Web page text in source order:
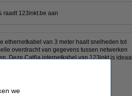
raadt 123inkt.be aan
ethernetkabel van 3 meter haalt snelheden tot
overdracht van gegevens tussen netwerken
Deze Cat6a internetkabel van 123inkt is ideaal
we